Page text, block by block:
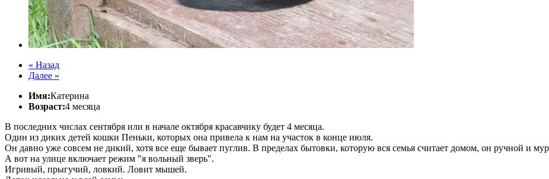
« Назад
Далее »
Имя:Катерина
Возраст:4 месяца
В последних числах сентября или в начале октября красавчику будет 4 месяца.
Один из диких детей кошки Пеньки, которых она привела к нам на участок в конце июля.
Он давно уже совсем не дикий, хотя все еще бывает пуглив. В пределах бытовки, которую вся семья считает домом, он ручной и
А вот на улице включает режим "я вольный зверь".
Игривый, прыгучий, ловкий. Ловит мышей.